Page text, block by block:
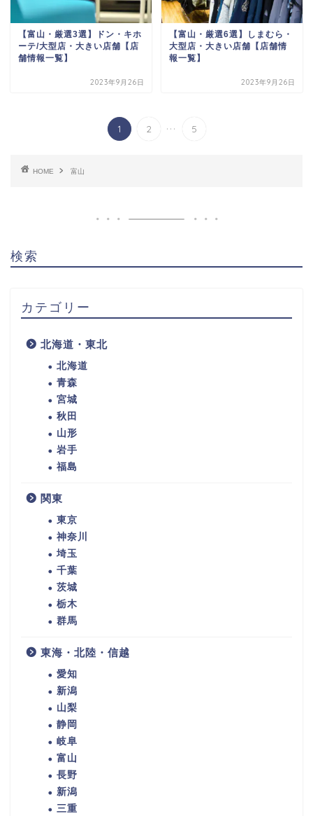
【富山・厳選3選】ドン・キホ
ーテ/大型店・大きい店舗【店
舗情報一覧】
2023年9月26日
【富山・厳選6選】しまむら・
大型店・大きい店舗【店舗情
報一覧】
2023年9月26日
1 2 ... 5
HOME 富山
検索
カテゴリー
北海道・東北
北海道
青森
宮城
秋田
山形
岩手
福島
関東
東京
神奈川
埼玉
千葉
茨城
栃木
群馬
東海・北陸・信越
愛知
新潟
山梨
静岡
岐阜
富山
長野
新潟
三重